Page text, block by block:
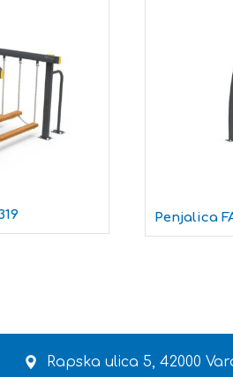
Penjalica
Rapska ulica 5, 42000